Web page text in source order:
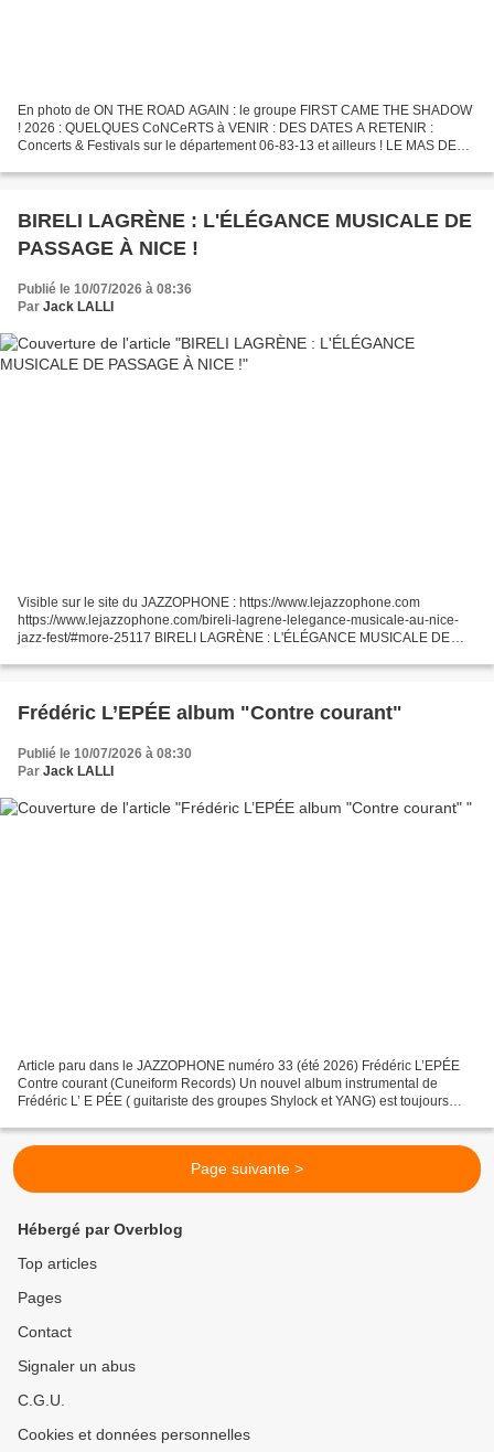
En photo de ON THE ROAD AGAIN : le groupe FIRST CAME THE SHADOW
! 2026 : QUELQUES CoNCeRTS à VENIR : DES DATES A RETENIR :
Concerts & Festivals sur le département 06-83-13 et ailleurs ! LE MAS DES
BIRELI LAGRÈNE : L'ÉLÉGANCE MUSICALE DE
PASSAGE À NICE !
Publié le 10/07/2026 à 08:36
Par Jack LALLI
Visible sur le site du JAZZOPHONE : https://www.lejazzophone.com
https://www.lejazzophone.com/bireli-lagrene-lelegance-musicale-au-nice-
jazz-fest/#more-25117 BIRELI LAGRÈNE : L'ÉLÉGANCE MUSICALE DE
Frédéric L’EPÉE album "Contre courant"
Publié le 10/07/2026 à 08:30
Par Jack LALLI
Article paru dans le JAZZOPHONE numéro 33 (été 2026) Frédéric L’EPÉE
Contre courant (Cuneiform Records) Un nouvel album instrumental de
Frédéric L’ E PÉE ( guitariste des groupes Shylock et YANG) est toujours
Page suivante >
Hébergé par Overblog
Top articles
Pages
Contact
Signaler un abus
C.G.U.
Cookies et données personnelles